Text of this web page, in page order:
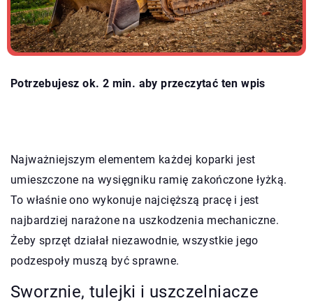
Potrzebujesz ok. 2 min. aby przeczytać ten wpis
Najważniejszym elementem każdej koparki jest
umieszczone na wysięgniku ramię zakończone łyżką.
To właśnie ono wykonuje najcięższą pracę i jest
najbardziej narażone na uszkodzenia mechaniczne.
Żeby sprzęt działał niezawodnie, wszystkie jego
podzespoły muszą być sprawne.
Sworznie, tulejki i uszczelniacze